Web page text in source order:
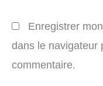
Enregistrer
dans le navigateur
commentaire.